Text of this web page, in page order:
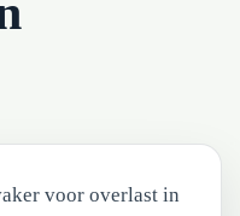
voor overlast in